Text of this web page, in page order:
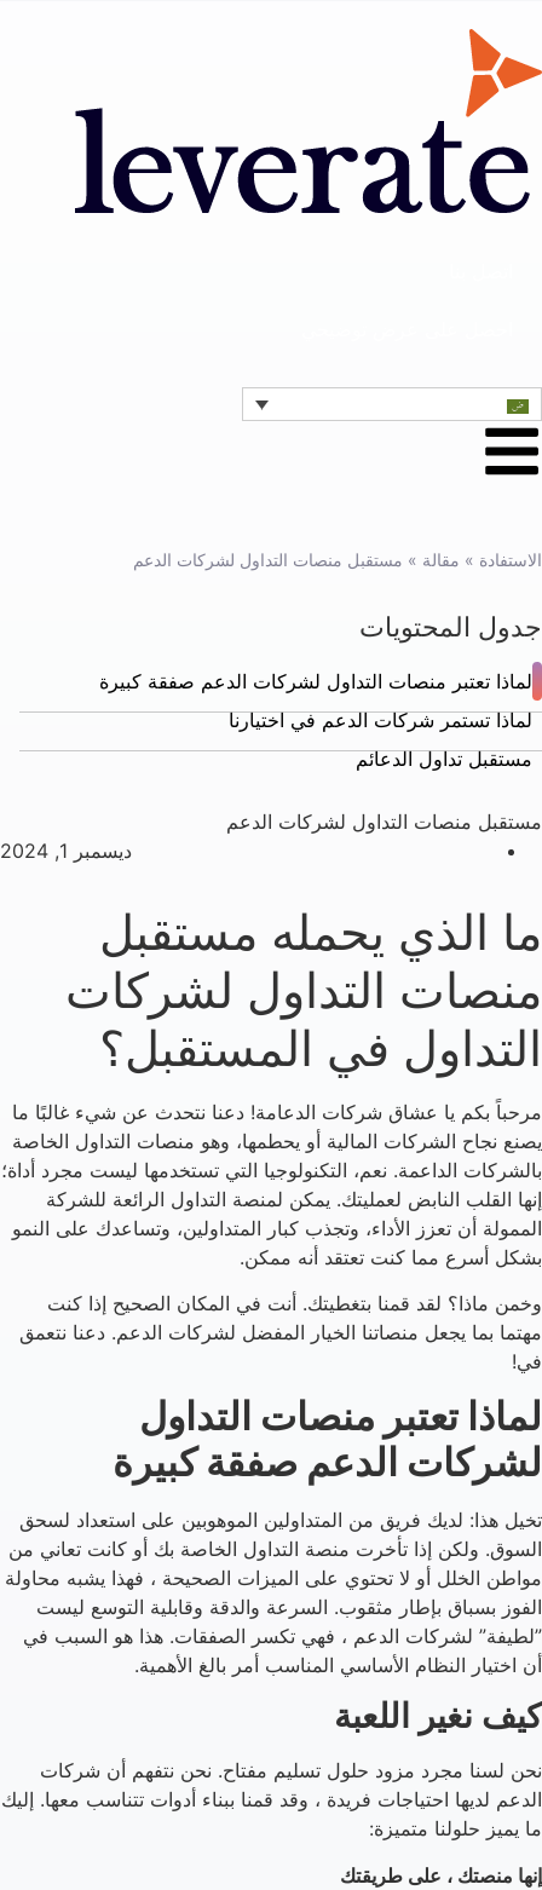
الاستفادة » مقالة » مستقبل منصات التداول لشركات الدعم
جدول المحتويات
لماذا تعتبر منصات التداول لشركات الدعم صفقة كبيرة
لماذا تستمر شركات الدعم في اختيارنا
مستقبل تداول الدعائم
مستقبل منصات التداول لشركات الدعم
ديسمبر 1, 2024
ما الذي يحمله مستقبل
منصات التداول لشركات
التداول في المستقبل؟
مرحباً بكم يا عشاق شركات الدعامة! دعنا نتحدث عن شيء غالبًا ما
يصنع نجاح الشركات المالية أو يحطمها، وهو منصات التداول الخاصة
بالشركات الداعمة. نعم، التكنولوجيا التي تستخدمها ليست مجرد أداة؛
إنها القلب النابض لعمليتك. يمكن لمنصة التداول الرائعة للشركة
الممولة أن تعزز الأداء، وتجذب كبار المتداولين، وتساعدك على النمو
بشكل أسرع مما كنت تعتقد أنه ممكن.
وخمن ماذا؟ لقد قمنا بتغطيتك. أنت في المكان الصحيح إذا كنت
مهتما بما يجعل منصاتنا الخيار المفضل لشركات الدعم. دعنا نتعمق
في!
لماذا تعتبر منصات التداول
لشركات الدعم صفقة كبيرة
تخيل هذا: لديك فريق من المتداولين الموهوبين على استعداد لسحق
السوق. ولكن إذا تأخرت منصة التداول الخاصة بك أو كانت تعاني من
مواطن الخلل أو لا تحتوي على الميزات الصحيحة ، فهذا يشبه محاولة
الفوز بسباق بإطار مثقوب. السرعة والدقة وقابلية التوسع ليست
”لطيفة” لشركات الدعم ، فهي تكسر الصفقات. هذا هو السبب في
أن اختيار النظام الأساسي المناسب أمر بالغ الأهمية.
كيف نغير اللعبة
نحن لسنا مجرد مزود حلول تسليم مفتاح. نحن نتفهم أن شركات
الدعم لديها احتياجات فريدة ، وقد قمنا ببناء أدوات تتناسب معها. إليك
ما يميز حلولنا متميزة:
إنها منصتك ، على طريقتك